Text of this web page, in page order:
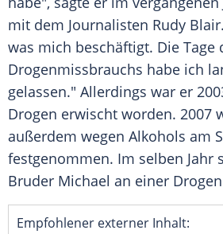
mit dem Journalisten Rudy Blair
was mich beschäftigt. Die Tage
Drogenmissbrauchs habe ich
gelassen." Allerdings war er
Drogen erwischt worden. 2007
außerdem wegen Alkohols am
festgenommen. Im selben Jahr
Bruder Michael an einer
Empfohlener externer Inhalt: